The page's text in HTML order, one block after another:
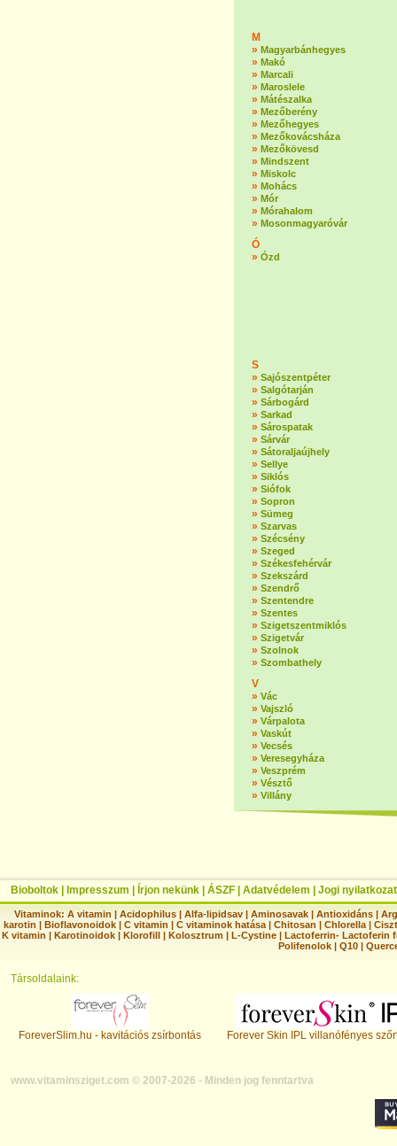
M
» Magyarbánhegyes
» Makó
» Marcali
» Maroslele
» Mátészalka
» Mezőberény
» Mezőhegyes
» Mezőkovácsháza
» Mezőkövesd
» Mindszent
» Miskolc
» Mohács
» Mór
» Mórahalom
» Mosonmagyaróvár
Ó
» Ózd
S
» Sajószentpéter
» Salgótarján
» Sárbogárd
» Sarkad
» Sárospatak
» Sárvár
» Sátoraljaújhely
» Sellye
» Siklós
» Siófok
» Sopron
» Sümeg
» Szarvas
» Szécsény
» Szeged
» Székesfehérvár
» Szekszárd
» Szendrő
» Szentendre
» Szentes
» Szigetszentmiklós
» Szigetvár
» Szolnok
» Szombathely
V
» Vác
» Vajszló
» Várpalota
» Vaskút
» Vecsés
» Veresegyháza
» Veszprém
» Vésztő
» Villány
Bioboltok Impresszum Írjon nekünk ÁSZF Adatvédelem Jogi nyilatkozat
Vitaminok: A vitamin |Acidophilus |Alfa-lipidsav |Aminosavak |Antioxidáns |
karotin | Bioflavonoidok | C vitamin | C vitaminok hatása | Chitosan | Chlorella |
K vitamin | Karotinoidok | Klorofill | Kolosztrum | L-Cystine | Lactoferrin- Lactoferin
Polifenolok |Q10 |
Társoldalaink:
ForeverSlim.hu - kavitációs zsírbontás Forever Skin IPL villanófényes
www.vitaminsziget.com © 2007-2026 - Minden jog fenntartva